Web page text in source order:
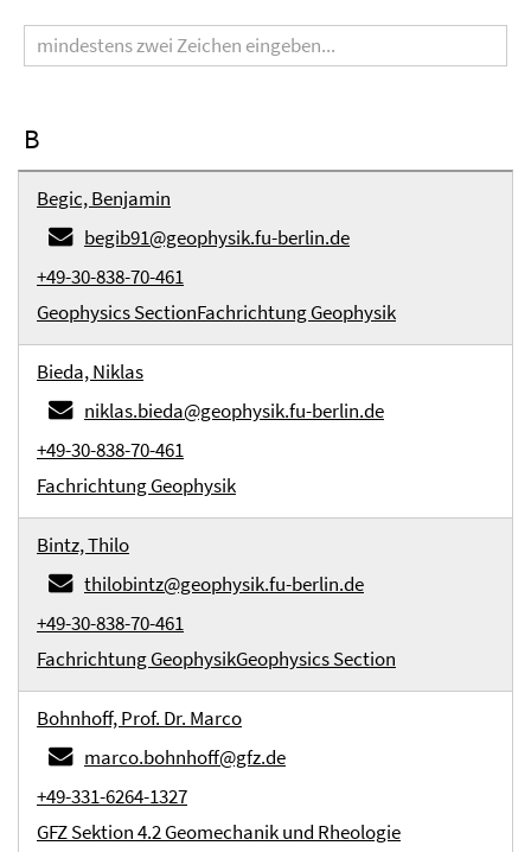
B
Begic, Benjamin
begib91@geophysik.fu-berlin.de
+49-30-838-70-461
Geophysics SectionFachrichtung Geophysik
Bieda, Niklas
niklas.bieda@geophysik.fu-berlin.de
+49-30-838-70-461
Fachrichtung Geophysik
Bintz, Thilo
thilobintz@geophysik.fu-berlin.de
+49-30-838-70-461
Fachrichtung GeophysikGeophysics Section
Bohnhoff, Prof. Dr. Marco
marco.bohnhoff@gfz.de
+49-331-6264-1327
GFZ Sektion 4.2 Geomechanik und Rheologie